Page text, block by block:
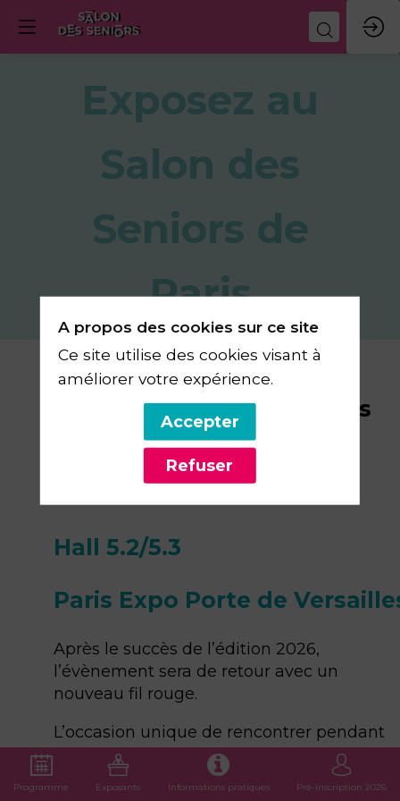
Exposez au
Salon des
Seniors de
Paris
Participez au
Salon des Seniors de Paris
Edition 2027
Hall 5.2/5.3
Paris Expo Porte de
Après le succès de l’édition 2026,
l’évènement sera de retour avec un
nouveau fil rouge.
L’occasion unique de rencontrer pendant
les 4 jours d’exposition
+ de 40 000
visiteurs 100% ciblesouhaitant s’informer
Programme Exposants Informations pratiques Pré-inscription 2026
A propos des cookies sur ce site
Ce site utilise des cookies visant à
améliorer votre expérience.
Accepter
Refuser